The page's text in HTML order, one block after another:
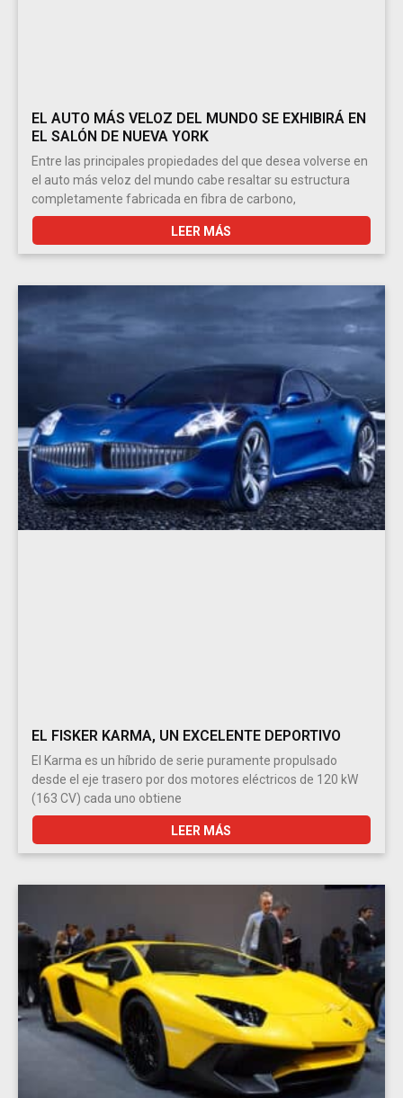
EL AUTO MÁS VELOZ DEL MUNDO SE EXHIBIRÁ EN
EL SALÓN DE NUEVA YORK
Entre las principales propiedades del que desea volverse en
el auto más veloz del mundo cabe resaltar su estructura
completamente fabricada en fibra de carbono,
LEER MÁS
EL FISKER KARMA, UN EXCELENTE DEPORTIVO
El Karma es un híbrido de serie puramente propulsado
desde el eje trasero por dos motores eléctricos de 120 kW
(163 CV) cada uno obtiene
LEER MÁS